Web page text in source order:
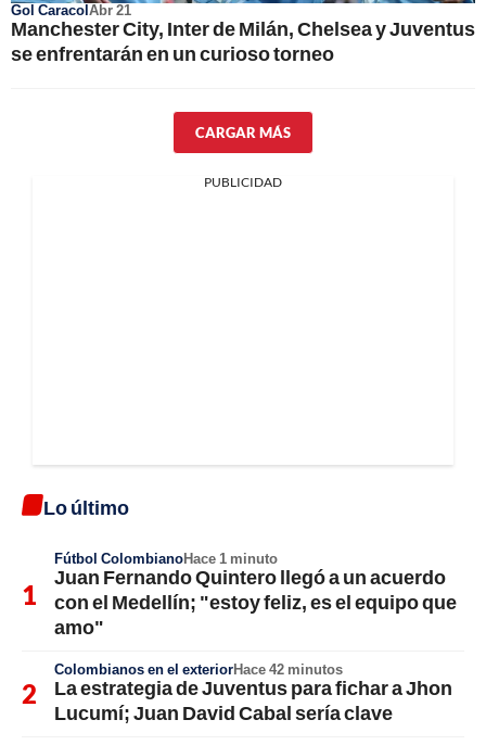
Gol CaracolAbr 21
Manchester City, Inter de Milán, Chelsea y Juventus
se enfrentarán en un curioso torneo
CARGAR MÁS
PUBLICIDAD
Lo último
Fútbol ColombianoHace 1 minuto
Juan Fernando Quintero llegó a un acuerdo
con el Medellín; "estoy feliz, es el equipo que
amo"
Colombianos en el exteriorHace 42 minutos
La estrategia de Juventus para fichar a Jhon
Lucumí; Juan David Cabal sería clave